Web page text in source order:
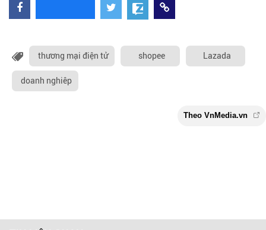
thương mại điện tử shopee Lazada
doanh nghiêp